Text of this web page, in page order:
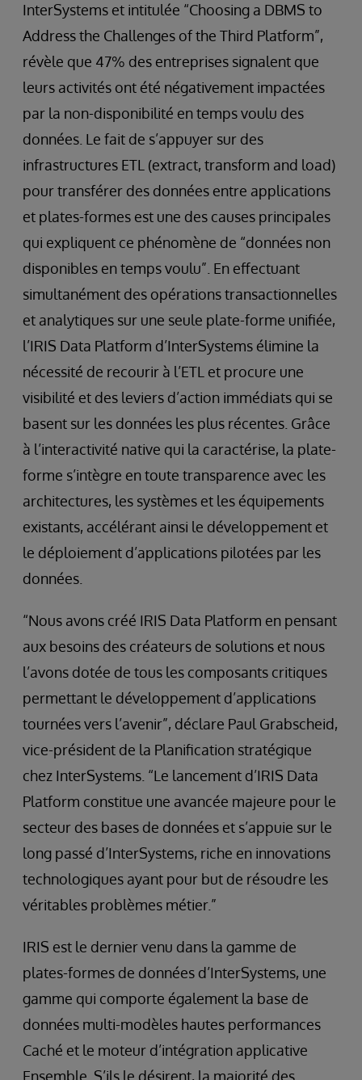
InterSystems et intitulée “Choosing a DBMS to
Address the Challenges of the Third Platform”,
révèle que 47% des entreprises signalent que
leurs activités ont été négativement impactées
par la non-disponibilité en temps voulu des
données. Le fait de s’appuyer sur des
infrastructures ETL (extract, transform and load)
pour transférer des données entre applications
et plates-formes est une des causes principales
qui expliquent ce phénomène de “données non
disponibles en temps voulu”. En effectuant
simultanément des opérations transactionnelles
et analytiques sur une seule plate-forme unifiée,
l’IRIS Data Platform d’InterSystems élimine la
nécessité de recourir à l’ETL et procure une
visibilité et des leviers d’action immédiats qui se
basent sur les données les plus récentes. Grâce
à l’interactivité native qui la caractérise, la plate-
forme s’intègre en toute transparence avec les
architectures, les systèmes et les équipements
existants, accélérant ainsi le développement et
le déploiement d’applications pilotées par les
données.
“Nous avons créé IRIS Data Platform en pensant
aux besoins des créateurs de solutions et nous
l’avons dotée de tous les composants critiques
permettant le développement d’applications
tournées vers l’avenir”, déclare Paul Grabscheid,
vice-président de la Planification stratégique
chez InterSystems. “Le lancement d’IRIS Data
Platform constitue une avancée majeure pour le
secteur des bases de données et s’appuie sur le
long passé d’InterSystems, riche en innovations
technologiques ayant pour but de résoudre les
véritables problèmes métier.”
IRIS est le dernier venu dans la gamme de
plates-formes de données d’InterSystems, une
gamme qui comporte également la base de
données multi-modèles hautes performances
Caché et le moteur d’intégration applicative
Ensemble. S’ils le désirent, la majorité des